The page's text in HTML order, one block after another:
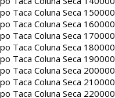
Taca Coluna Seca 150000
Taca Coluna Seca 160000
Taca Coluna Seca 170000
Taca Coluna Seca 180000
Taca Coluna Seca 190000
Taca Coluna Seca 200000
Taca Coluna Seca 210000
Taca Coluna Seca 220000